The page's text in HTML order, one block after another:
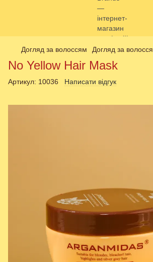
Догляд за волоссям Догляд за
No Yellow Hair Mask
Артикул: 10036 Написати відгук